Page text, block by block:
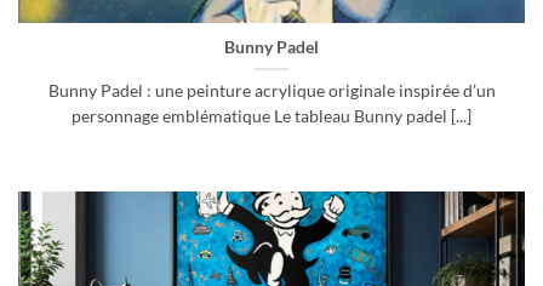
Bunny Padel
Bunny Padel : une peinture acrylique originale inspirée d’un
personnage emblématique Le tableau Bunny padel [...]